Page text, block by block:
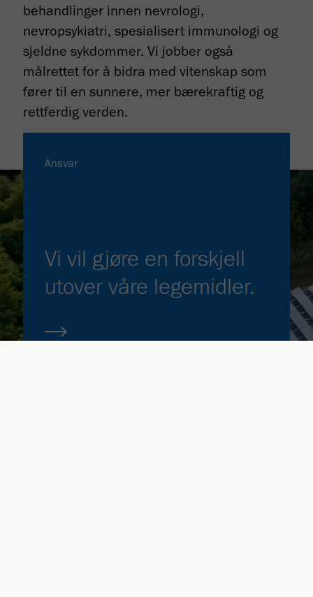
behandlinger innen nevrologi,
nevropsykiatri, spesialisert immunologi og
sjeldne sykdommer. Vi jobber også
målrettet for å bidra med vitenskap som
fører til en sunnere, mer bærekraftig og
rettferdig verden.
Ansvar
Vi vil gjøre en forskjell
utover våre legemidler.